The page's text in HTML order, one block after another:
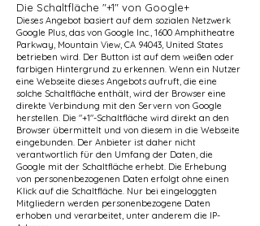
Die Schaltfläche "+1" von Google+
Dieses Angebot basiert auf dem sozialen Netzwerk
Google Plus, das von Google Inc., 1600 Amphitheatre
Parkway, Mountain View, CA 94043, United States
betrieben wird. Der Button ist auf dem weißen oder
farbigen Hintergrund zu erkennen. Wenn ein Nutzer
eine Webseite dieses Angebots aufruft, die eine
solche Schaltfläche enthält, wird der Browser eine
direkte Verbindung mit den Servern von Google
herstellen. Die "+1"-Schaltfläche wird direkt an den
Browser übermittelt und von diesem in die Webseite
eingebunden. Der Anbieter ist daher nicht
verantwortlich für den Umfang der Daten, die
Google mit der Schaltfläche erhebt. Die Erhebung
von personenbezogenen Daten erfolgt ohne einen
Klick auf die Schaltfläche. Nur bei eingeloggten
Mitgliedern werden personenbezogene Daten
erhoben und verarbeitet, unter anderem die IP-